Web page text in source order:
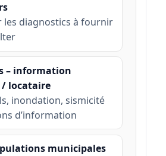
les diagnostics à fournir
– information
locataire
inondation, sismicité
d’information
municipales